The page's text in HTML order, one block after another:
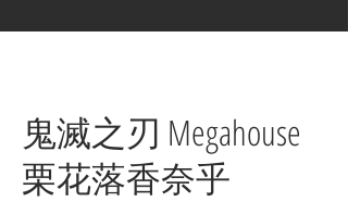
鬼滅之刃 Megahouse
栗花落香奈乎